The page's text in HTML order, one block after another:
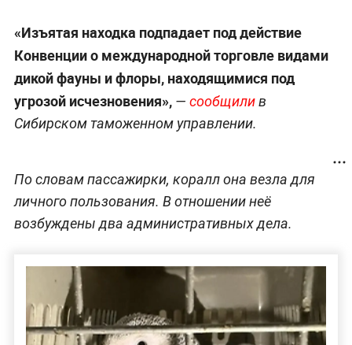
«Изъятая находка подпадает под действие
Конвенции о международной торговле видами
дикой фауны и флоры, находящимися под
угрозой исчезновения», — сообщилив
Сибирском таможенном управлении.
По словам пассажирки, коралл она везла для
личного пользования. В отношении неё
возбуждены два административных дела.